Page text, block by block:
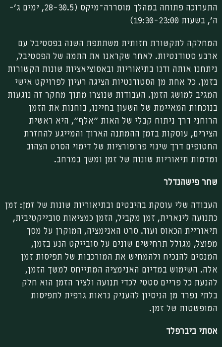
התערוכה פתוחה במהלך מוסררה־מיקס (28-30.5, ימים ג׳-
ה׳, בשעות 19:30-23:00)
המחלקה לתקשורת חזותית משתתפת השנה בפסטיבל עם
ארבע סטודנטיות. לאחר שקראנו את התמה של הפסטיבל,
ניתחנו אותה ודנו בתיאוריות ובאסוציאציות שונות הקשורות
בזמן. כל אחת מן הסטודנטיות הציגה רעיון לפרויקט אישי
המגיב למושג הזמן. העבודות שנוצרו מתוך מחקר זה נוגעות
בנוכחות המאיימת של השעון בחיינו, בוחנות את הזמן
הרוחני דרך ניתוח קבלי של האות "אלף", היא ראשית
הצירים, עוסקות בזמן ההמתנה הארוך והמייגע להחזרת
החטופים דרך שינוי פרופורציות של דימוי הסרט הצהוב
ומדמות תיאוריות שונות של זמן ומשך במרחב.
שחר פישהנדלר
העבודה שלי עוסקת בהיבטים ובתיאוריות שונות של זמן: זמן
כתנועה לינארית, זמן מקביל, הזמן כמציאות סובייקטיבית,
תיאוריית הכאוס ועוד. סרט האנימציה, המוקרן על מסך
מפוצל, מגולל תרחישים שונים על סובייקט הנע בזמן,
המנסים להנכיח ולהמחיש את המורכבות של תפיסות זמן
אלה. השימוש במדיום האנימציה המתייחס למשך הזמן,
להנעת כל פריים סטטי לכדי תנועה ולציר הזמן הוא חלק
בלתי נפרד מן הניסיון להעניק נראות גרפית לתפיסות
המופשטות של זמן.
אסתי ביברפלד